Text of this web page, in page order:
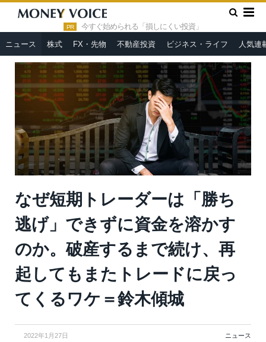
PR 今すぐ始められる「損しにくい投資」
ニュース 株式 FX・先物 不動産投資 ビジネス・ライフ 人気連
HOME » ニュース »
なぜ短期トレーダーは「勝ち逃げ」できず
に資金を溶かすのか。破産するまで続け、再起してもまたトレード
なぜ短期トレーダーは「勝ち
逃げ」できずに資金を溶かす
のか。破産するまで続け、再
起してもまたトレードに戻っ
てくるワケ＝鈴木傾城
2022年1月27日 ニュース